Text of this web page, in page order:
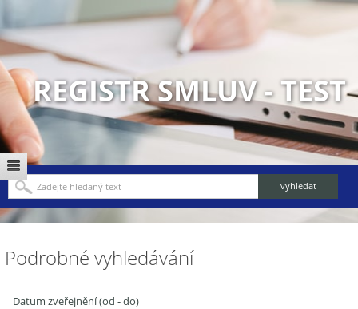
REGISTR SMLUV - TEST
Podrobné vyhledávání
Datum zveřejnění (od - do)